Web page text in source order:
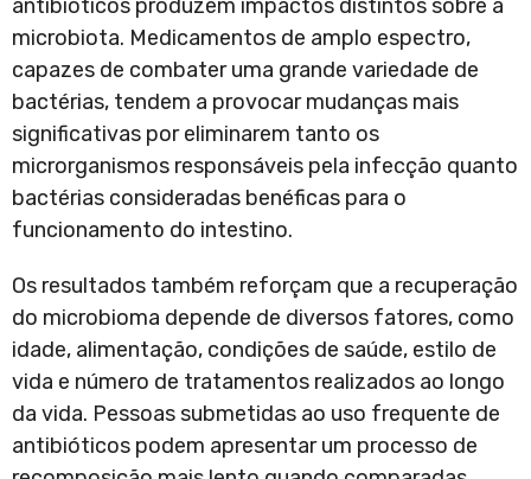
antibióticos produzem impactos distintos sobre a
microbiota. Medicamentos de amplo espectro,
capazes de combater uma grande variedade de
bactérias, tendem a provocar mudanças mais
significativas por eliminarem tanto os
microrganismos responsáveis pela infecção quanto
bactérias consideradas benéficas para o
funcionamento do intestino.
Os resultados também reforçam que a recuperação
do microbioma depende de diversos fatores, como
idade, alimentação, condições de saúde, estilo de
vida e número de tratamentos realizados ao longo
da vida. Pessoas submetidas ao uso frequente de
antibióticos podem apresentar um processo de